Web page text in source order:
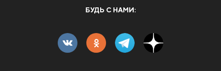
БУДЬ С НАМИ: